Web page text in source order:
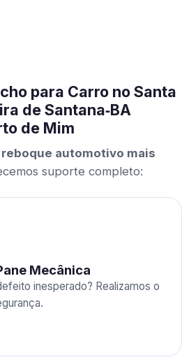
para Carro no Santa
de Santana‑BA
de Mim
automotivo mais
suporte completo:
Mecânica
inesperado? Realizamos o